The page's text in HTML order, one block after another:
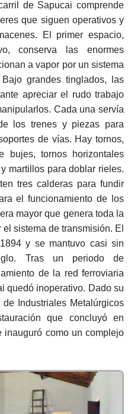
de Sapucai comprende
que siguen operativos y
El primer espacio,
conserva las enormes
a vapor por un sistema
grandes tinglados, las
apreciar el rudo trabajo
Cada una servía
los trenes y piezas para
de vías. Hay tornos,
bujes, tornos horizontales
martillos para doblar rieles.
tres calderas para fundir
el funcionamiento de los
mayor que genera toda la
sistema de transmisión. El
y se mantuvo casi sin
Tras un periodo de
de la red ferroviaria
quedó inoperativo. Dado su
Industriales Metalúrgicos
que concluyó en
inauguró como un complejo